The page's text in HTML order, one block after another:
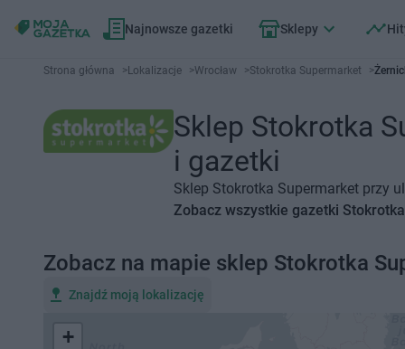
Najnowsze gazetki Sklepy
Strona główna >Lokalizacje >Wrocław >Stokrotka Supermarket >
Sklep Stokrotka
i gazetki
Sklep Stokrotka Supermarket przy
Zobacz wszystkie gazetki
Zobacz na mapie sklep Stokrotka
Znajdź moją lokalizację
+